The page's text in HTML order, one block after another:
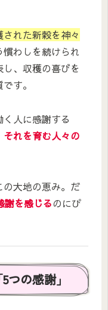
された新穀を神々
慣わしを続けられ
、収穫の喜びを
す。
人に感謝する
それを育む人々の
大地の恵み。だ
謝を感じるのにぴ
の感謝」